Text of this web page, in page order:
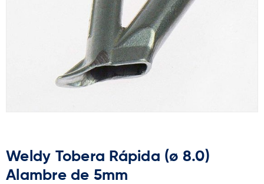
Weldy Tobera Rápida (ø 8.0)
Alambre de 5mm